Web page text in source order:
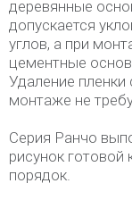
деревянные
допускается
углов, а при
цементные
Удаление пленки
монтаже не
Серия Ранчо
рисунок готовой
порядок.